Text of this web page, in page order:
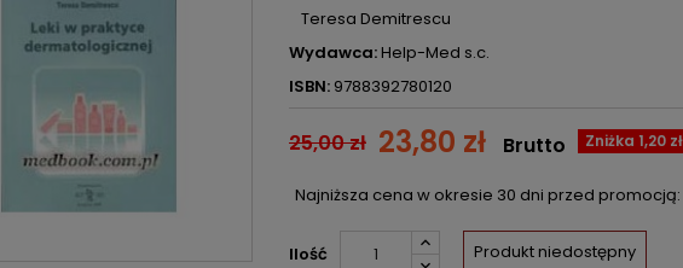
Teresa Demitrescu
Wydawca:Help-Med s.c.
ISBN: 9788392780120
25,00 zł 23,80 zł Zniżka 1,20 zł
Brutto
Najniższa cena w okresie 30 dni przed promocją:
Ilość Produkt niedostępny